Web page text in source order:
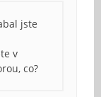
jste
v
co?